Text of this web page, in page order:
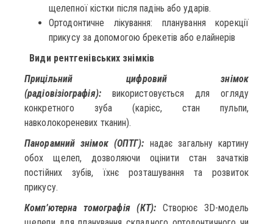
щелепної кістки після падінь або ударів.
Ортодонтичне лікування: планування корекції
прикусу за допомогою брекетів або елайнерів
Види рентгенівських знімків
Прицільний цифровий знімок
(радіовізіографія):використовується для огляду
конкретного зуба (карієс, стан пульпи,
навколокореневих тканин).
Панорамний знімок (ОПТГ): надає загальну картину
обох щелеп, дозволяючи оцінити стан зачатків
постійних зубів, їхнє розташування та розвиток
прикусу.
Комп’ютерна томографія (КТ): Створює 3D-модель